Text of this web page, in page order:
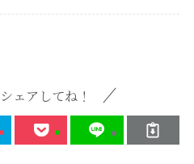
ェアしてね！